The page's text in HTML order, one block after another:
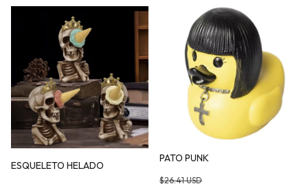
ESQUELETO HELADO
PATO PUNK
$26.41 USD